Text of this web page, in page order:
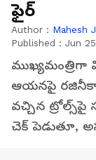
ఫైర్
Author : Mahesh
Published : Jun
ముఖ్యమంత్రిగా
ఆయనపై
వచ్చిన ట్రోల్స్‌పై
చెక్ పెడుతూ,